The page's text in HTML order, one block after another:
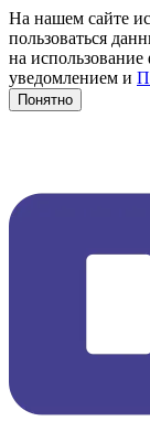
На нашем сайте
пользоваться
на
уведомлением и
Понятно